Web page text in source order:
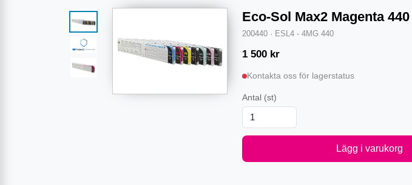
Eco-Sol Max2 Magenta
200440 · ESL4 - 4MG 440
1 500 kr
Kontakta oss för lagerstatus
Antal (st)
Lägg i varukorg